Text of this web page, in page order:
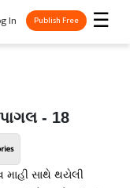
☰
In Publish Free
- 18
માહી સાથે થયેલી